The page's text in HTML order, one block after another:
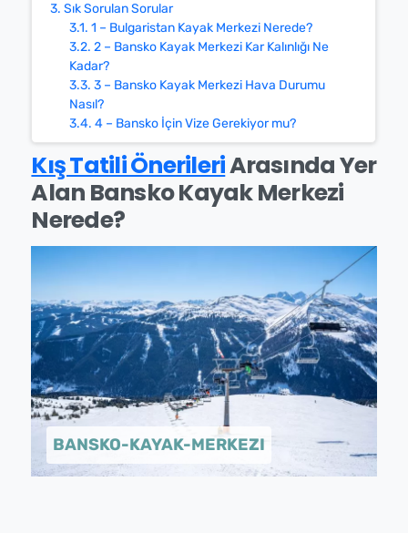
3. Sık Sorulan Sorular
3.1. 1 – Bulgaristan Kayak Merkezi Nerede?
3.2. 2 – Bansko Kayak Merkezi Kar Kalınlığı Ne
Kadar?
3.3. 3 – Bansko Kayak Merkezi Hava Durumu
Nasıl?
3.4. 4 – Bansko İçin Vize Gerekiyor mu?
Kış Tatili ÖnerileriArasında Yer
Alan Bansko Kayak Merkezi
Nerede?
BANSKO-KAYAK-MERKEZI
⟲ Yeniden Başlat